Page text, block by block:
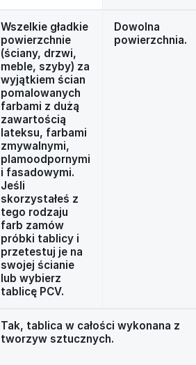
Wszelkie gładkie
powierzchnie
(ściany, drzwi,
meble, szyby) za
wyjątkiem ścian
pomalowanych
farbami z dużą
zawartością
lateksu, farbami
zmywalnymi,
plamoodpornymi
i fasadowymi.
Jeśli
skorzystałeś z
tego rodzaju
farb zamów
próbki tablicy i
przetestuj je na
swojej ścianie
lub wybierz
tablicę PCV.
Dowolna
powierzchnia.
Tak, tablica w całości wykonana z
tworzyw sztucznych.